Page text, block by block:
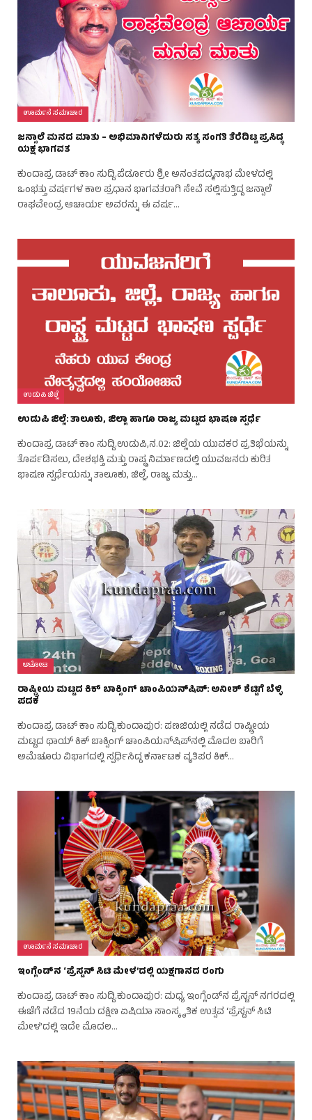
ಊರ್ಮನೆ ಸಮಾಚಾರ
ಜನ್ಸಾಲೆ ಮನದ ಮಾತು – ಅಭಿಮಾನಿಗಳೆದುರು ಸತ್ಯ ಸಂಗತಿ ತೆರೆದಿಟ್ಟ ಪ್ರಸಿದ್ಧ
ಯಕ್ಷ ಭಾಗವತ
ಕುಂದಾಪ್ರ ಡಾಟ್ ಕಾಂ ಸುದ್ದಿ.ಪೆರ್ಡೂರು ಶ್ರೀ ಅನಂತಪದ್ಮನಾಭ ಮೇಳದಲ್ಲಿ
ಒಂಭತ್ತು ವರ್ಷಗಳ ಕಾಲ ಪ್ರಧಾನ ಭಾಗವತರಾಗಿ ಸೇವೆ ಸಲ್ಲಿಸುತ್ತಿದ್ದ ಜನ್ಸಾಲೆ
ರಾಘವೇಂದ್ರ ಆಚಾರ್ಯ ಅವರನ್ನು ಈ ವರ್ಷ…
ಉಡುಪಿ ಜಿಲ್ಲೆ
ಉಡುಪಿ ಜಿಲ್ಲೆ: ತಾಲೂಕು, ಜಿಲ್ಲಾ ಹಾಗೂ ರಾಜ್ಯ ಮಟ್ಟದ ಭಾಷಣ ಸ್ಪರ್ಧೆ
ಕುಂದಾಪ್ರ ಡಾಟ್ ಕಾಂ ಸುದ್ದಿ.ಉಡುಪಿ,ನ.02: ಜಿಲ್ಲೆಯ ಯುವಕರ ಪ್ರತಿಭೆಯನ್ನು
ತೊರ್ಪಡಿಸಲು, ದೇಶಭಕ್ತಿ ಮತ್ತು ರಾಷ್ಟ್ರ ನಿರ್ಮಾಣದಲ್ಲಿ ಯುವಜನರು ಕುರಿತ
ಭಾಷಣ ಸ್ಪರ್ಧೆಯನ್ನು ತಾಲೂಕು, ಜಿಲ್ಲೆ, ರಾಜ್ಯ ಮತ್ತು…
ಆಟೋಟ
ರಾಷ್ಟ್ರೀಯ ಮಟ್ಟದ ಕಿಕ್ ಬಾಕ್ಸಿಂಗ್ ಚಾಂಪಿಯನ್‌ಷಿಪ್: ಅನೀಶ್ ಶೆಟ್ಟಿಗೆ ಬೆಳ್ಳಿ
ಪದಕ
ಕುಂದಾಪ್ರ ಡಾಟ್ ಕಾಂ ಸುದ್ದಿ.ಕುಂದಾಪುರ: ಪಣಜಿಯಲ್ಲಿ ನಡೆದ ರಾಷ್ಟ್ರೀಯ
ಮಟ್ಟದ ಥಾಯ್ ಕಿಕ್ ಬಾಕ್ಸಿಂಗ್ ಚಾಂಪಿಯನ್‌ಷಿಪ್‌ನಲ್ಲಿ ಮೊದಲ ಬಾರಿಗೆ
ಅಮೆಚೂರು ವಿಭಾಗದಲ್ಲಿ ಸ್ಪರ್ಧಿಸಿದ್ದ ಕರ್ನಾಟಕ ವೃತಿಪರ ಕಿಕ್…
ಊರ್ಮನೆ ಸಮಾಚಾರ
ಇಂಗ್ಲೆಂಡ್‌ನ ‘ಪ್ರೆಸ್ಟನ್ ಸಿಟಿ ಮೇಳ’ದಲ್ಲಿ ಯಕ್ಷಗಾನದ ರಂಗು
ಕುಂದಾಪ್ರ ಡಾಟ್ ಕಾಂ ಸುದ್ದಿ.ಕುಂದಾಪುರ: ಮಧ್ಯ ಇಂಗ್ಲೆಂಡ್‌ನ ಪ್ರೆಸ್ಟನ್ ನಗರದಲ್ಲಿ
ಈಚೆಗೆ ನಡೆದ 19ನೆಯ ದಕ್ಷಿಣ ಏಷಿಯಾ ಸಾಂಸ್ಕೃತಿಕ ಉತ್ಸವ ‘ಪ್ರೆಸ್ಟನ್ ಸಿಟಿ
ಮೇಳ’ದಲ್ಲಿ ಇದೇ ಮೊದಲ…